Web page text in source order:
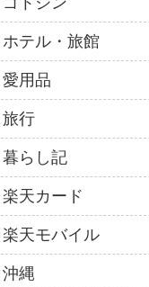
ホテル・旅館
愛用品
旅行
暮らし記
楽天カード
楽天モバイル
沖縄